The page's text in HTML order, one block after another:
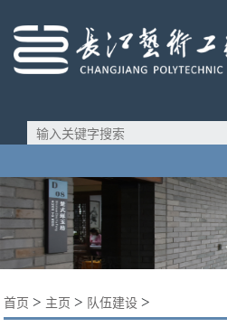
首页 > 主页 > 队伍建设 >